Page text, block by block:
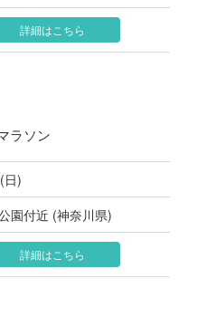
詳細はこちら
ラソン
日)
園付近 (神奈川県)
詳細はこちら